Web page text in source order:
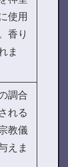
使用
香り
ま
調合
れる
教儀
えま